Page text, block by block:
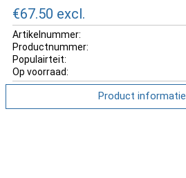
€67.50 excl.
Artikelnummer:
Productnummer:
Populairteit:
Op voorraad:
Product informatie